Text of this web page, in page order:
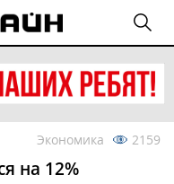
Экономика 2159
на 12%